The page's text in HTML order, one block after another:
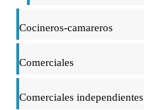
Cocineros-camareros
Comerciales
Comerciales independientes